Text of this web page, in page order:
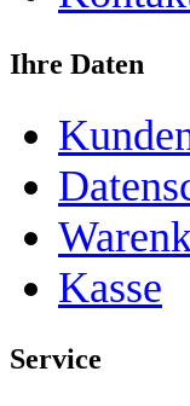
Ihre Daten
Kasse
Service